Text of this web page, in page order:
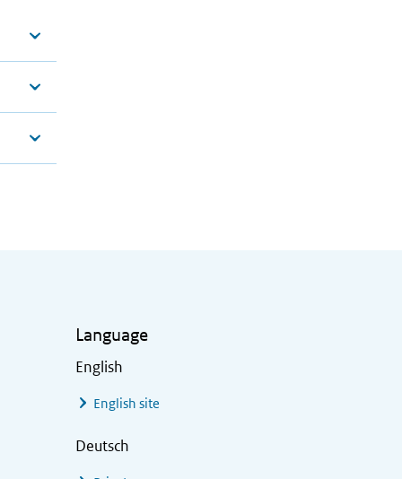
Language
English
English site
Deutsch